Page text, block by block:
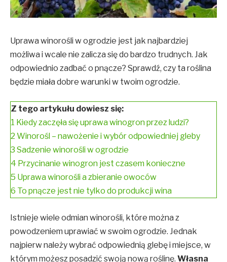
Uprawa winorośli w ogrodzie jest jak najbardziej
możliwa i wcale nie zalicza się do bardzo trudnych. Jak
odpowiednio zadbać o pnącze? Sprawdź, czy ta roślina
będzie miała dobre warunki w twoim ogrodzie.
Z tego artykułu dowiesz się:
1 Kiedy zaczęła się uprawa winogron przez ludzi?
2 Winorośl – nawożenie i wybór odpowiedniej gleby
3 Sadzenie winorośli w ogrodzie
4 Przycinanie winogron jest czasem konieczne
5 Uprawa winorośli a zbieranie owoców
6 To pnącze jest nie tylko do produkcji wina
Istnieje wiele odmian winorośli, które można z
powodzeniem uprawiać w swoim ogrodzie. Jednak
najpierw należy wybrać odpowiednią glebę i miejsce, w
którym możesz posadzić swoją nową roślinę. Własna